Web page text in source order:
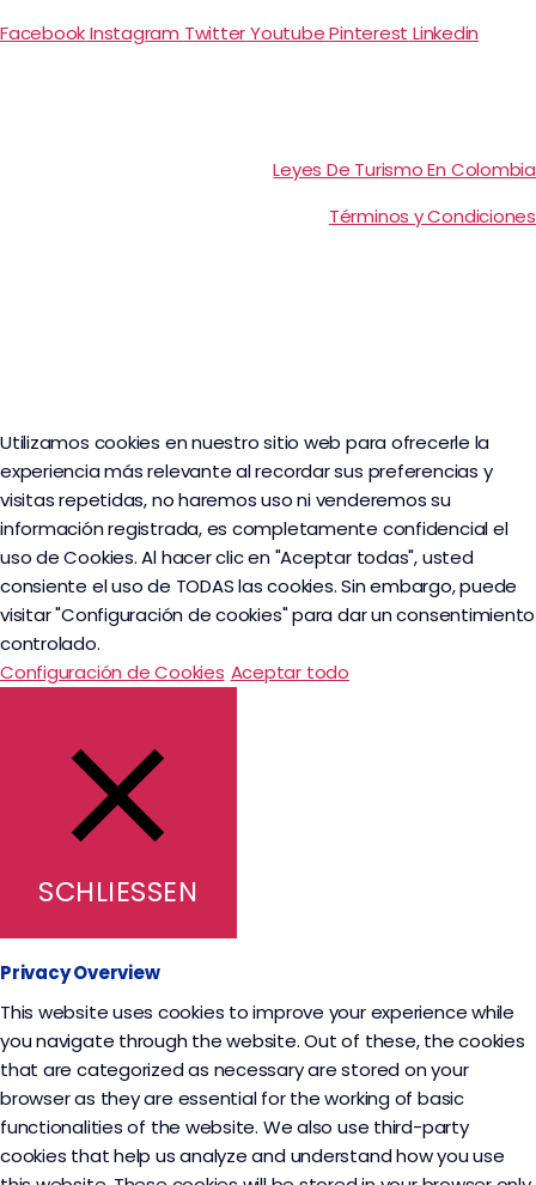
FacebookInstagram TwitterYoutubePinterest Linkedin
Leyes De Turismo En Colombia
Términos y Condiciones
Utilizamos cookies en nuestro sitio web para ofrecerle la
experiencia más relevante al recordar sus preferencias y
visitas repetidas, no haremos uso ni venderemos su
información registrada, es completamente confidencial el
uso de Cookies. Al hacer clic en "Aceptar todas", usted
consiente el uso de TODAS las cookies. Sin embargo, puede
visitar "Configuración de cookies" para dar un consentimiento
controlado.
Configuración de Cookies Aceptar todo
SCHLIESSEN
Privacy Overview
This website uses cookies to improve your experience while
you navigate through the website. Out of these, the cookies
that are categorized as necessary are stored on your
browser as they are essential for the working of basic
functionalities of the website. We also use third-party
cookies that help us analyze and understand how you use